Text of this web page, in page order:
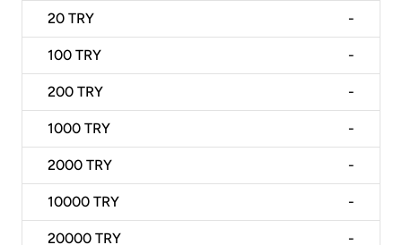
20 TRY -
100 TRY -
200 TRY -
1000 TRY -
2000 TRY -
10000 TRY -
20000 TRY -